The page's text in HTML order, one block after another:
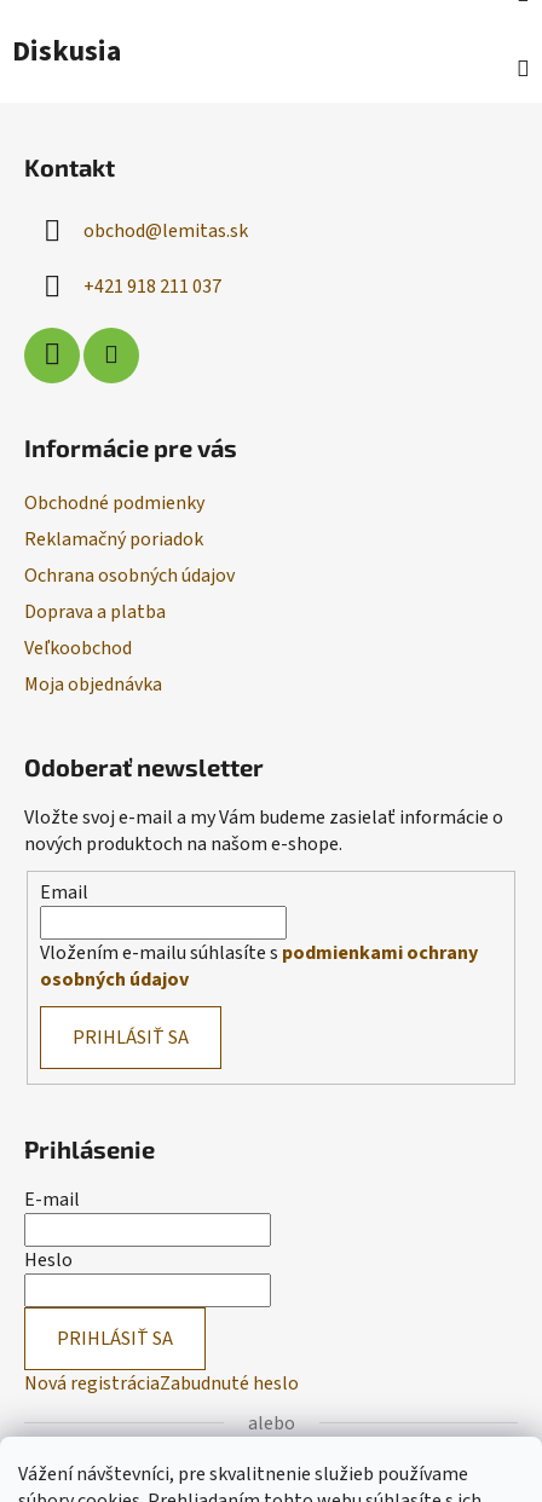
Vážení návštevníci, pre skvalitnenie služieb používame
Diskusia
Kontakt
obchod@lemitas.sk
+421 918 211 037
Informácie pre vás
Obchodné podmienky
Reklamačný poriadok
Ochrana osobných údajov
Doprava a platba
Veľkoobchod
Moja objednávka
Odoberať newsletter
Vložte svoj e-mail a my Vám budeme zasielať informácie o
nových produktoch na našom e-shope.
Email
Vložením e-mailu súhlasíte s podmienkami ochrany
osobných údajov
PRIHLÁSIŤ SA
Prihlásenie
E-mail
Heslo
PRIHLÁSIŤ SA
Nová registráciaZabudnuté heslo
alebo
Prihlásiť sa cez Facebook